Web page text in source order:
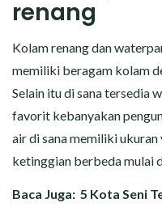
renang
Kolam renang dan
memiliki beragam kolam
Selain itu di sana tersedia
favorit kebanyakan
air di sana memiliki
ketinggian berbeda mulai
Baca Juga: 5 Kota Seni